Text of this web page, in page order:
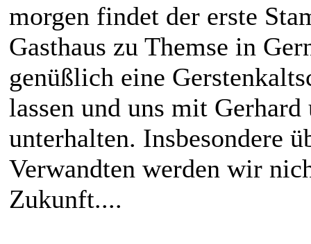
morgen findet der erste
Gasthaus zu Themse in
genüßlich eine
lassen und uns mit
unterhalten. Insbesondere
Verwandten werden wir
Zukunft....